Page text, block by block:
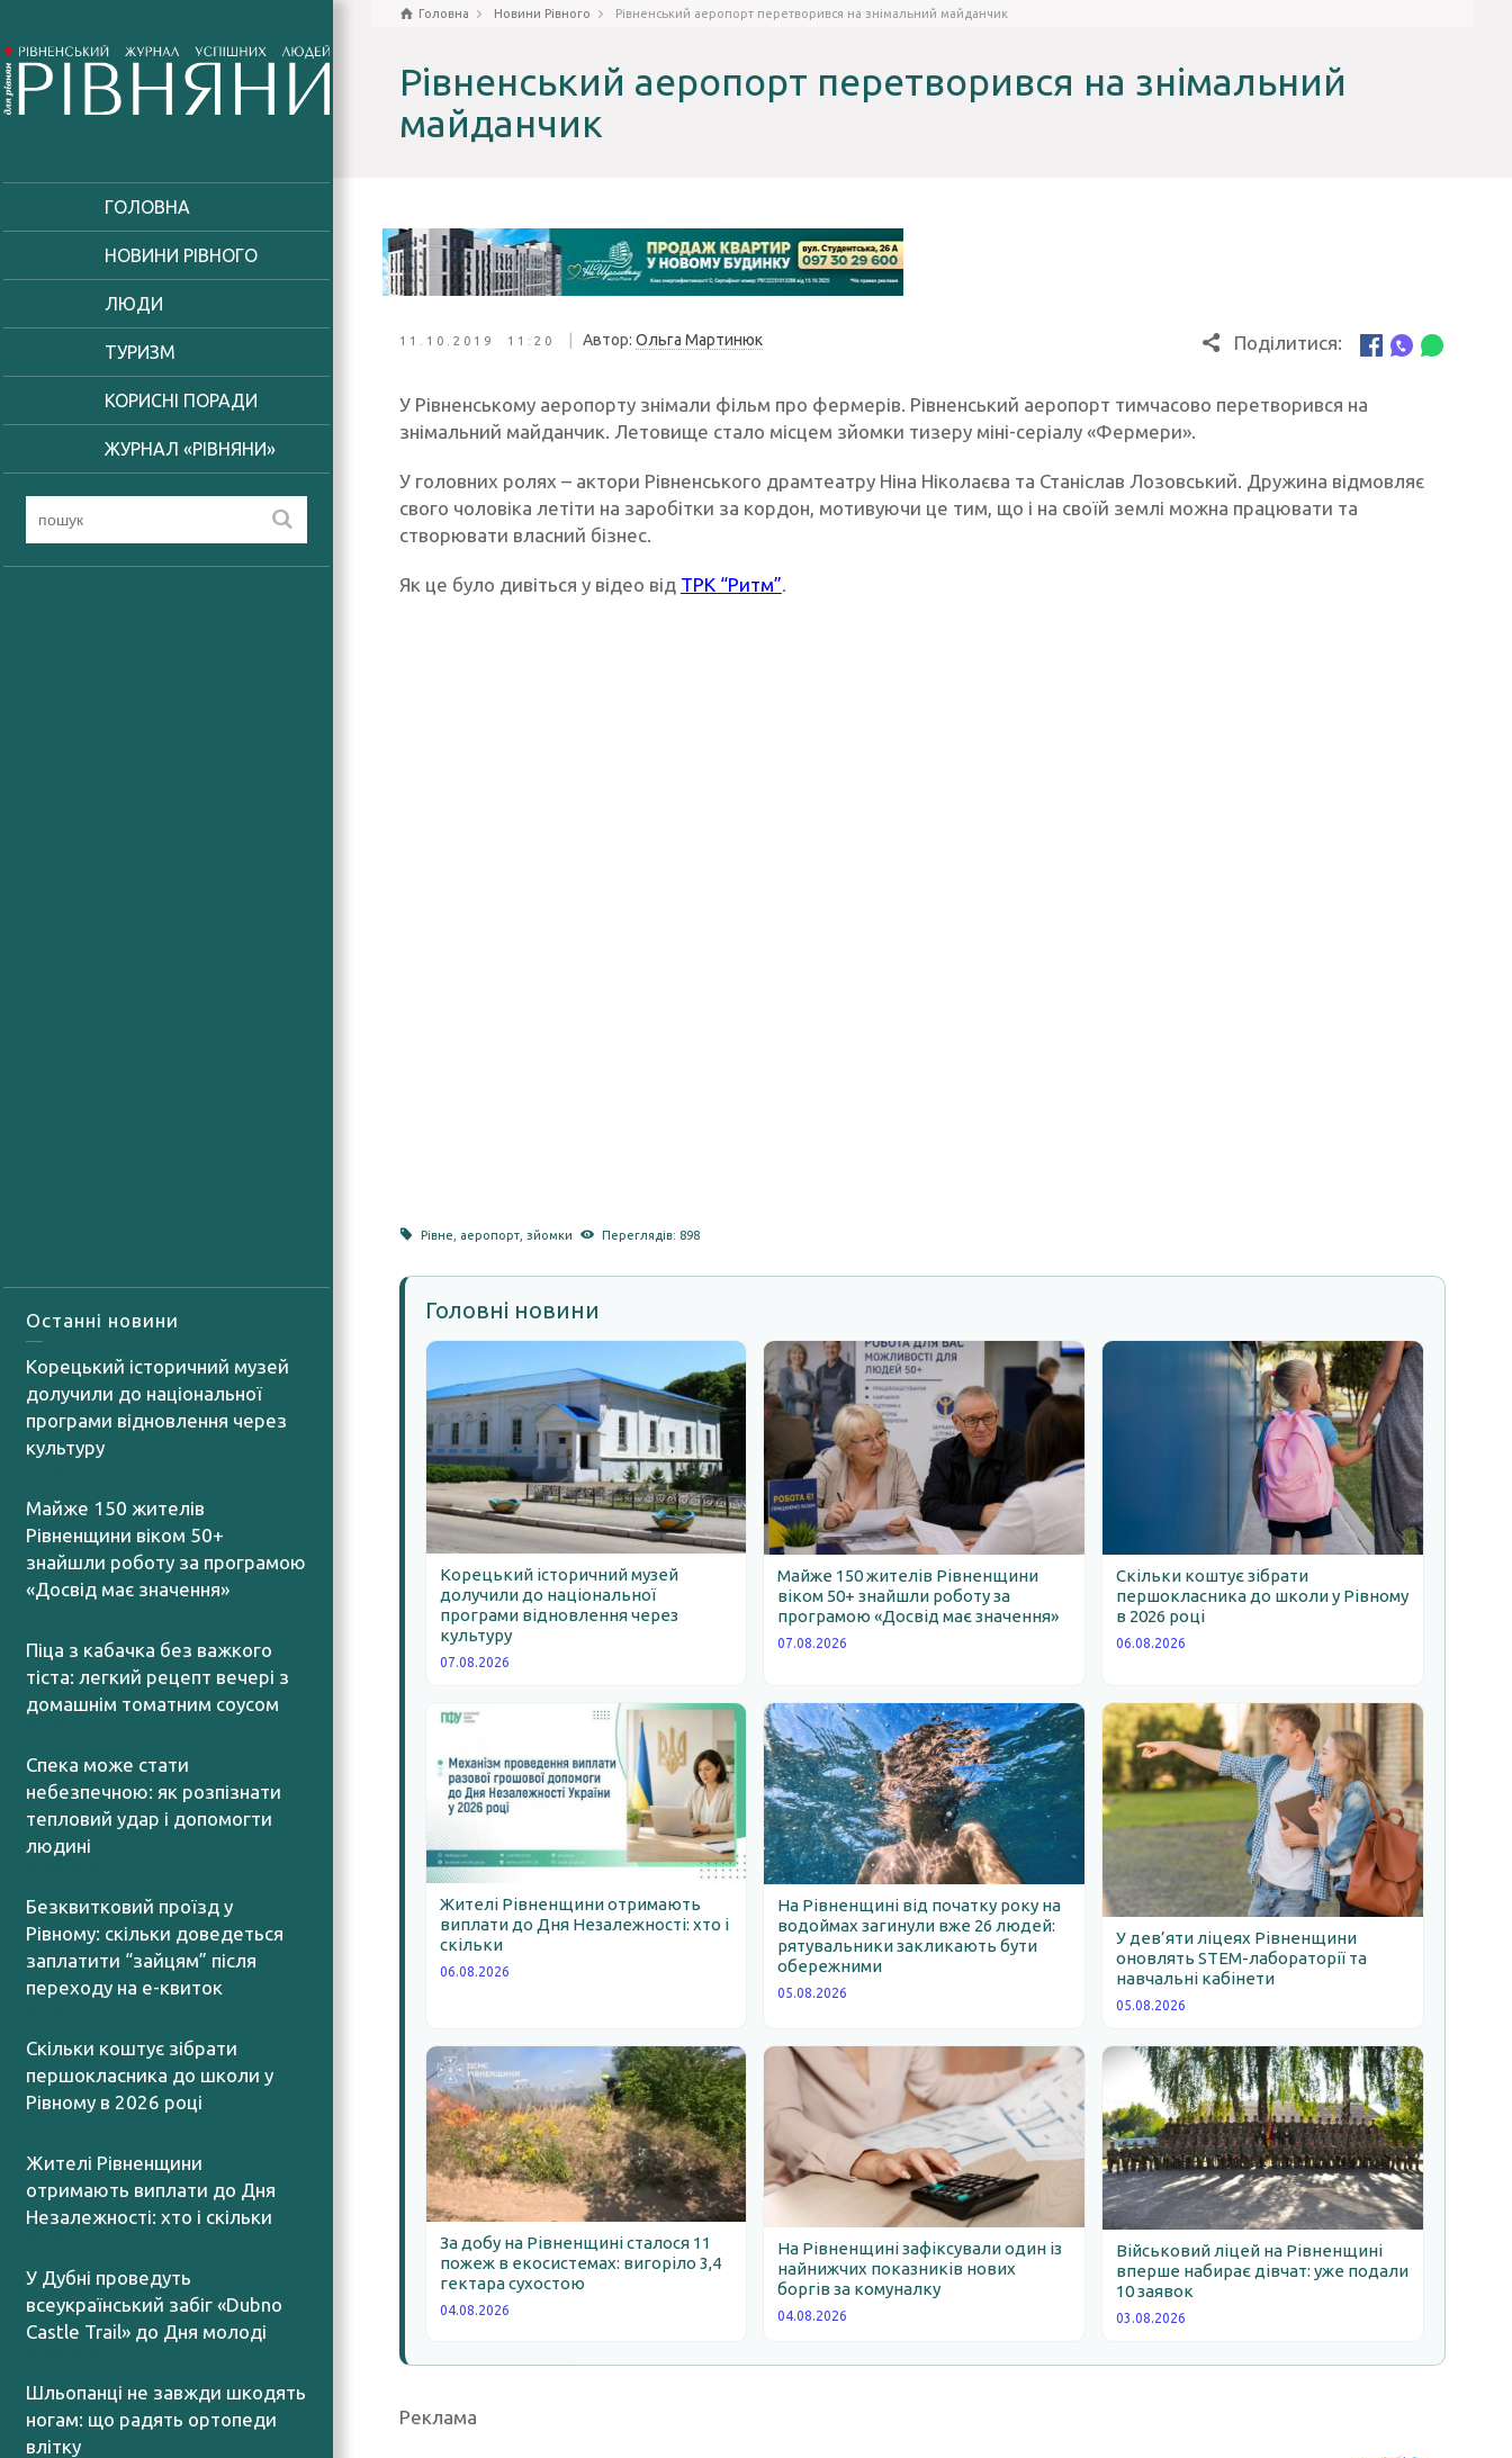
ГОЛОВНА
НОВИНИ РІВНОГО
ЛЮДИ
ТУРИЗМ
КОРИСНІ ПОРАДИ
ЖУРНАЛ «РІВНЯНИ»
Останні новини
Корецький історичний музей
долучили до національної
програми відновлення через
культуру
Майже 150 жителів
Рівненщини віком 50+
знайшли роботу за програмою
«Досвід має значення»
Піца з кабачка без важкого
тіста: легкий рецепт вечері з
домашнім томатним соусом
Спека може стати
небезпечною: як розпізнати
тепловий удар і допомогти
людині
Безквитковий проїзд у
Рівному: скільки доведеться
заплатити “зайцям” після
переходу на е-квиток
Скільки коштує зібрати
першокласника до школи у
Рівному в 2026 році
Жителі Рівненщини
отримають виплати до Дня
Незалежності: хто і скільки
У Дубні проведуть
всеукраїнський забіг «Dubno
Castle Trail» до Дня молоді
Шльопанці не завжди шкодять
ногам: що радять ортопеди
влітку
Головна Новини Рівного Рівненський аеропорт перетворився на знімальний майданчик
Рівненський аеропорт перетворився на знімальний
майданчик
11.10.2019 11:20 Автор: Ольга Мартинюк Поділитися:
У Рівненському аеропорту знімали фільм про фермерів. Рівненський аеропорт тимчасово перетворився на
знімальний майданчик. Летовище стало місцем зйомки тизеру міні-серіалу «Фермери».
У головних ролях – актори Рівненського драмтеатру Ніна Ніколаєва та Станіслав Лозовський. Дружина відмовляє
свого чоловіка летіти на заробітки за кордон, мотивуючи це тим, що і на своїй землі можна працювати та
створювати власний бізнес.
Як це було дивіться у відео від ТРК “Ритм”
Рівне аеропорт ,зйомки Переглядів: 898
Головні новини
Корецький історичний музей
долучили до національної
програми відновлення через
культуру
07.08.2026
Майже 150 жителів Рівненщини
віком 50+ знайшли роботу за
програмою «Досвід має значення»
07.08.2026
Скільки коштує зібрати
першокласника до школи у Рівному
в 2026 році
06.08.2026
Жителі Рівненщини отримають
виплати до Дня Незалежності: хто і
скільки
06.08.2026
На Рівненщині від початку року на
водоймах загинули вже 26 людей:
рятувальники закликають бути
обережними
05.08.2026
У дев’яти ліцеях Рівненщини
оновлять STEM-лабораторії та
навчальні кабінети
05.08.2026
За добу на Рівненщині сталося 11
пожеж в екосистемах: вигоріло 3,4
гектара сухостою
04.08.2026
На Рівненщині зафіксували один із
найнижчих показників нових
боргів за комуналку
04.08.2026
Військовий ліцей на Рівненщині
вперше набирає дівчат: уже подали
10 заявок
03.08.2026
Реклама